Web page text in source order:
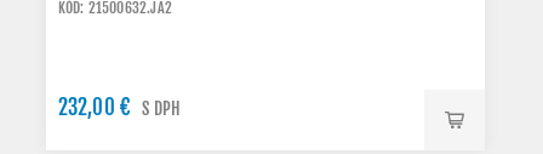
KÓD: 21500632.JA2
232,00 € S DPH